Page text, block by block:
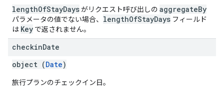
lengthOfStayDaysがリクエスト呼び出しの aggregateBy
パラメータの値でない場合、 lengthOfStayDays フィールド
は Key で返されません。
checkinDate
object (Date)
旅行プランのチェックイン日。